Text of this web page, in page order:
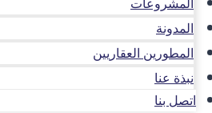
المدونة
المطورين العقاريين
نبذة عنا
اتصل بنا